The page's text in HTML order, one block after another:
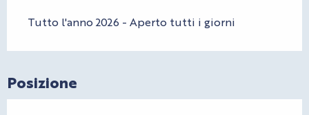
Tutto l'anno 2026 - Aperto tutti i giorni
Posizione